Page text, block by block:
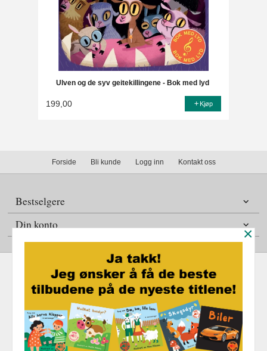
Ulven og de syv geitekillingene - Bok med lyd
199,00 Kjøp
Forside Bli kunde Logg inn Kontakt oss
Bestselgere
Din konto
Kjøpsbetingelser Sikkerhet og personvern
Nyhetsbrev
×